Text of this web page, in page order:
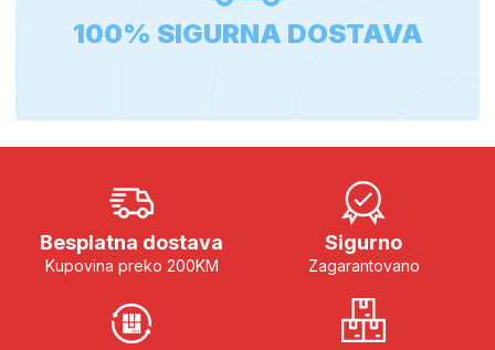
100% SIGURNA DOSTAVA
Besplatna dostava
Kupovina preko 200KM
Sigurno
Zagarantovano